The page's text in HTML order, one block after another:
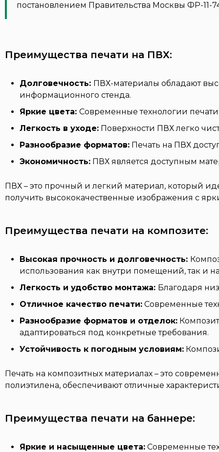
постановлением Правительства Москвы ФР-11-
Преимущества печати на ПВХ:
Долговечность: ПВХ-материалы обладают
информационного стенда.
Яркие цвета: Современные технологии
Легкость в уходе: Поверхности ПВХ легко
Разнообразие форматов: Печать на ПВХ
Экономичность: ПВХ является доступным
ПВХ – это прочный и легкий материал, который
получить высококачественные изображения с
Преимущества печати на композите:
Высокая прочность и долговечность:
использования как внутри помещений, так и
Легкость и удобство монтажа: Благодаря
Отличное качество печати: Современные
Разнообразие форматов и отделок:
адаптироваться под конкретные требования.
Устойчивость к погодным условиям:
Печать на композитных материалах – это
полиэтилена, обеспечивают отличные
Преимущества печати на баннере:
Яркие и насыщенные цвета: Современные